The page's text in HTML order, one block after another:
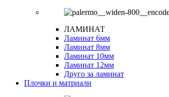
ЛАМИНАТ
Ламинат 6мм
Ламинат 8мм
Ламинат 10мм
Ламинат 12мм
Друго за ламинат
Плочки и матриали